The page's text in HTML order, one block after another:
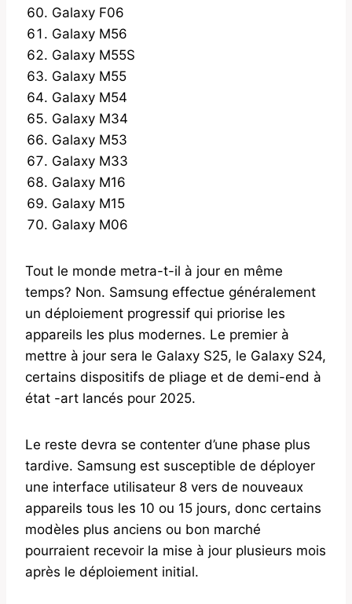
Galaxy F06
Galaxy M56
Galaxy M55S
Galaxy M55
Galaxy M54
Galaxy M34
Galaxy M53
Galaxy M33
Galaxy M16
Galaxy M15
Galaxy M06
Tout le monde metra-t-il à jour en même
temps? Non. Samsung effectue généralement
un déploiement progressif qui priorise les
appareils les plus modernes. Le premier à
mettre à jour sera le Galaxy S25, le Galaxy S24,
certains dispositifs de pliage et de demi-end à
état -art lancés pour 2025.
Le reste devra se contenter d’une phase plus
tardive. Samsung est susceptible de déployer
une interface utilisateur 8 vers de nouveaux
appareils tous les 10 ou 15 jours, donc certains
modèles plus anciens ou bon marché
pourraient recevoir la mise à jour plusieurs mois
après le déploiement initial.